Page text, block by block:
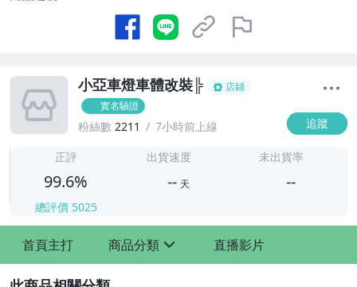
小亞車燈車體改裝╠
店鋪
實名驗證
粉絲數 2211 7小時前上線 追蹤
正評
99.6%
總評價 5025
出貨速度
-- 天
未出貨率
--
首頁主打 商品分類 直播影片